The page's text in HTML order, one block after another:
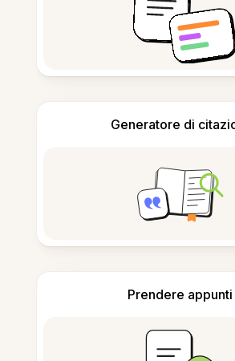
Generatore di
Prendere appunti